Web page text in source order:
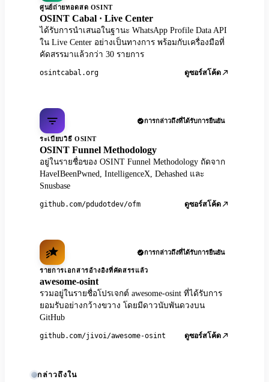
ศูนย์ถ่ายทอดสด OSINT
OSINT Cabal · Live Center
ได้รับการนำเสนอในฐานะ WhatsApp Profile Data API
ใน Live Center อย่างเป็นทางการ พร้อมกับเครื่องมือที่
คัดสรรมาแล้วกว่า 30 รายการ
osintcabal.org ดูซอร์สโค้ด
การกล่าวถึงที่ได้รับการยืนยัน
ระเบียบวิธี OSINT
OSINT Funnel Methodology
อยู่ในรายชื่อของ OSINT Funnel Methodology ถัดจาก
HaveIBeenPwned, IntelligenceX, Dehashed และ
Snusbase
github.com/pdudotdev/ofm ดูซอร์สโค้ด
การกล่าวถึงที่ได้รับการยืนยัน
รายการเอกสารอ้างอิงที่คัดสรรแล้ว
awesome-osint
รวมอยู่ในรายชื่อโปรเจกต์ awesome-osint ที่ได้รับการ
ยอมรับอย่างกว้างขวาง โดยมีดาวนับพันดวงบน
GitHub
github.com/jivoi/awesome-osint ดูซอร์สโค้ด
กล่าวถึงใน